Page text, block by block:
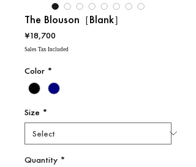
The Blouson［Blank］
¥18,700Price
Sales Tax Included
Color *
Size *
Quantity *